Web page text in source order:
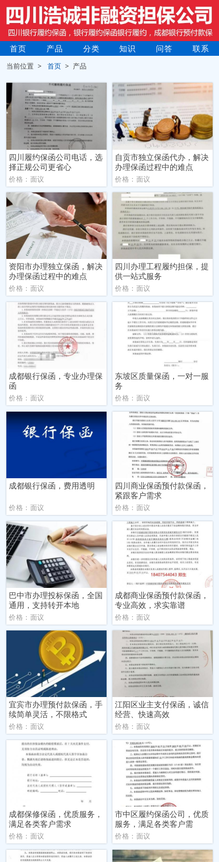
首页 产品 分类 知识 问答 联系
当前位置 >首页 > 产品
四川履约保函公司电话，选
择正规公司更省心
价格：面议
自贡市独立保函代办，解决
办理保函过程中的难点
价格：面议
资阳市办理独立保函，解决
办理保函过程中的难点
价格：面议
四川办理工程履约担保，提
供一站式服务
价格：面议
成都银行保函，专业办理保
函
价格：面议
东坡区质量保函，一对一服
务
价格：面议
成都银行保函，费用透明
价格：面议
四川商业保函预付款保函，
紧跟客户需求
价格：面议
巴中市办理投标保函，全国
通用，支持转开本地
价格：面议
成都商业保函预付款保函，
专业高效，求实靠谱
价格：面议
宜宾市办理预付款保函，手
续简单灵活，不限格式
价格：面议
江阳区业主支付保函，诚信
经营、快速高效
价格：面议
成都保修保函，优质服务，
满足各类客户需求
价格：面议
市中区履约保函公司，优质
服务，满足各类客户需
价格：面议